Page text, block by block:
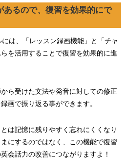
あるので、復習を効果的にで
は、「レッスン録画機能」と「チャ
を活用することで復習を効果的に進
ら受けた文法や発音に対しての修正
画で振り返る事ができます。
は記憶に残りやすく忘れにくくなり
にするのではなく、この機能で復習
会話力の改善につながりますよ！